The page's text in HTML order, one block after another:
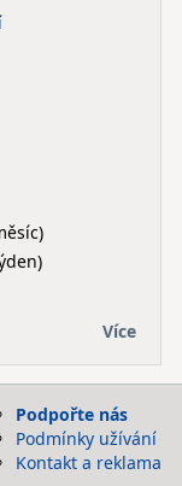
Více
Podpořte nás
Podmínky užívání
Kontakt a reklama